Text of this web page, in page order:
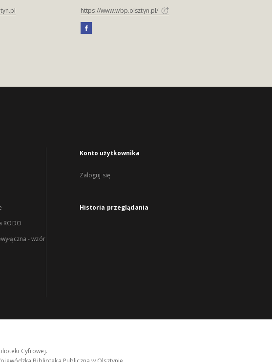
https://www.wbp.olsztyn.pl/
RODO
- wzór
Konto użytkownika
Zaloguj się
Historia przeglądania
Cyfrowej.